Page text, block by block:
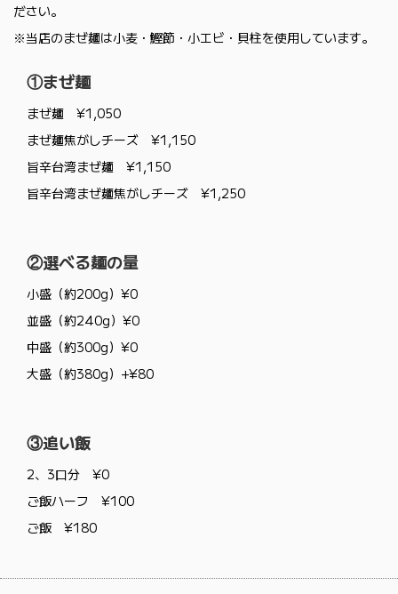
ださい。
※当店のまぜ麺は小麦・鰹節・小エビ・貝柱を使用しています。
①まぜ麺
まぜ麺 ¥1,050
まぜ麺焦がしチーズ ¥1,150
旨辛台湾まぜ麺 ¥1,150
旨辛台湾まぜ麺焦がしチーズ ¥1,250
②選べる麺の量
小盛（約200g）¥0
並盛（約240g）¥0
中盛（約300g）¥0
大盛（約380g）+¥80
③追い飯
2、3口分 ¥0
ご飯ハーフ ¥100
ご飯 ¥180